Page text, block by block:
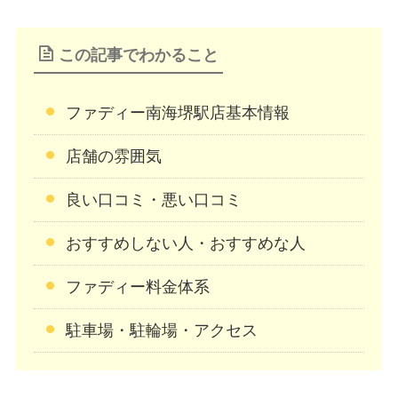
この記事でわかること
ファディー南海堺駅店基本情報
店舗の雰囲気
良い口コミ・悪い口コミ
おすすめしない人・おすすめな人
ファディー料金体系
駐車場・駐輪場・アクセス